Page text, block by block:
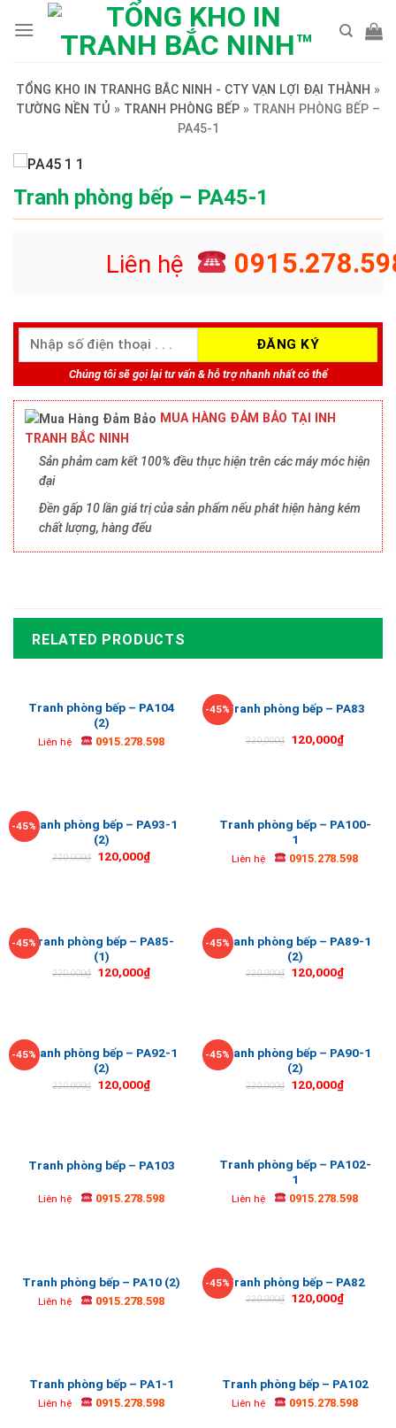
TỔNG KHO IN TRANHG BẮC NINH - CTY VẠN LỢI ĐẠI THÀNH »
TƯỜNG NỀN TỦ » TRANH PHÒNG BẾP » TRANH PHÒNG BẾP –
PA45-1
Tranh phòng bếp – PA45-1
Liên hệ
Chúng tôi sẽ gọi lại tư vấn & hỗ trợ nhanh nhất có thể
MUA HÀNG ĐẢM BẢO TẠI INH
TRANH BẮC NINH
Sản phảm cam kết 100% đều thực hiện trên các máy móc hiện
đại
Đền gấp 10 lần giá trị của sản phẩm nếu phát hiện hàng kém
chất lượng, hàng đểu
RELATED PRODUCTS
Tranh phòng bếp – PA104
(2)
Liên hệ 0915.278.598
-45%Tranh phòng bếp – PA83
220,000₫ 120,000₫
-45%Tranh phòng bếp – PA93-1
(2)
220,000₫ 120,000₫
Tranh phòng bếp – PA100-
1
Liên hệ 0915.278.598
-45%Tranh phòng bếp – PA85-
(1)
220,000₫ 120,000₫
-45%Tranh phòng bếp – PA89-1
(2)
220,000₫ 120,000₫
-45%Tranh phòng bếp – PA92-1
(2)
220,000₫ 120,000₫
-45%Tranh phòng bếp – PA90-1
(2)
220,000₫ 120,000₫
Tranh phòng bếp – PA103
Liên hệ 0915.278.598
Tranh phòng bếp – PA102-
1
Liên hệ 0915.278.598
Tranh phòng bếp – PA10 (2)
Liên hệ 0915.278.598
-45%Tranh phòng bếp – PA82
220,000₫ 120,000₫
Tranh phòng bếp – PA1-1
Liên hệ 0915.278.598
Tranh phòng bếp – PA102
Liên hệ 0915.278.598